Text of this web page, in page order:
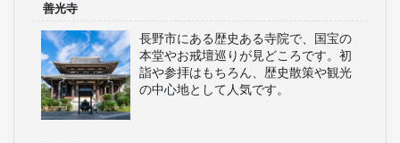
善光寺
長野市にある歴史ある寺院で、国宝の
本堂やお戒壇巡りが見どころです。初
詣や参拝はもちろん、歴史散策や観光
の中心地として人気です。